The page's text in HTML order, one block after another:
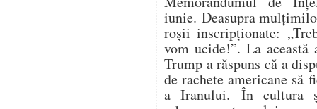
iunie. Deasupra
roșii inscripționate:
vom ucide!”. La această
Trump a răspuns că a
de rachete americane să
a Iranului. În cultura